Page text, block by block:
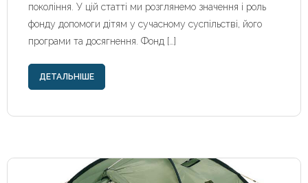
покоління. У цій статті ми розглянемо значення і роль
фонду допомоги дітям у сучасному суспільстві, його
програми та досягнення. Фонд […]
ДЕТАЛЬНІШЕ